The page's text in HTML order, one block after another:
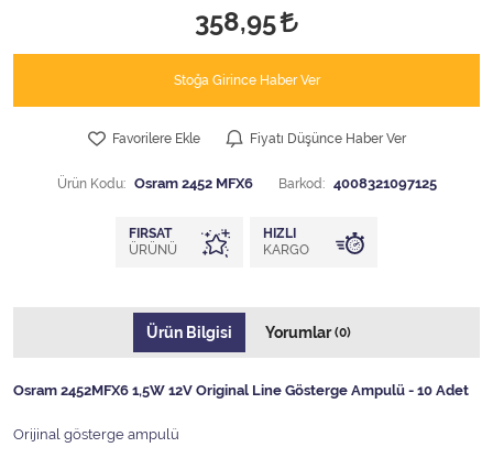
358,95
Stoğa Girince Haber Ver
Favorilere Ekle Fiyatı Düşünce Haber Ver
Ürün Kodu: Osram 2452 MFX6 Barkod: 4008321097125
FIRSAT
ÜRÜNÜ
HIZLI
KARGO
Ürün Bilgisi Yorumlar(0)
Osram 2452MFX6 1,5W 12V Original Line Gösterge Ampulü - 10 Adet
Orijinal gösterge ampulü